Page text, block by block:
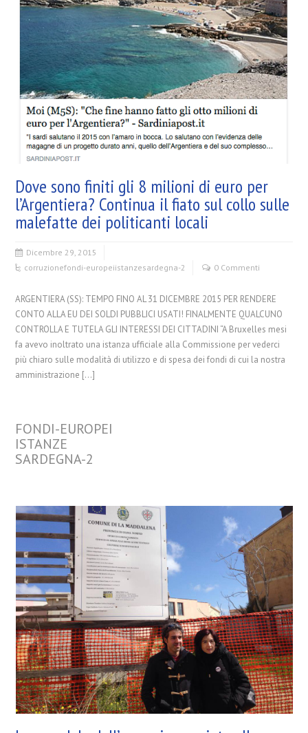
Dove sono finiti gli 8 milioni di euro per
l’Argentiera? Continua il fiato sul collo sulle
malefatte dei politicanti locali
Dicembre 29, 2015
corruzionefondi-europeiistanzesardegna-2 0 Commenti
ARGENTIERA (SS): TEMPO FINO AL 31 DICEMBRE 2015 PER RENDERE
CONTO ALLA EU DEI SOLDI PUBBLICI USATI! FINALMENTE QUALCUNO
CONTROLLA E TUTELA GLI INTERESSI DEI CITTADINI “A Bruxelles mesi
fa avevo inoltrato una istanza ufficiale alla Commissione per vederci
più chiaro sulle modalità di utilizzo e di spesa dei fondi di cui la nostra
amministrazione […]
FONDI-EUROPEI
ISTANZE
SARDEGNA-2